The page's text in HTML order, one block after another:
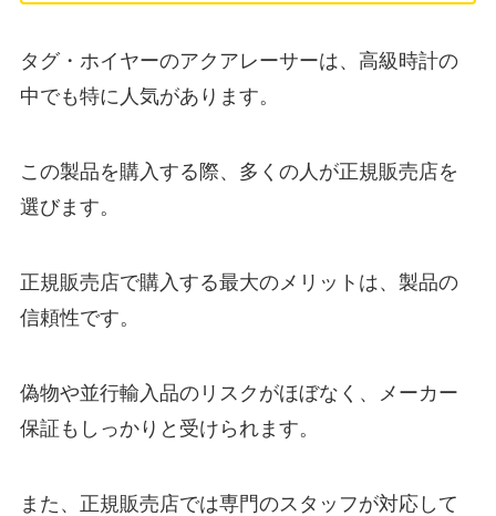
タグ・ホイヤーのアクアレーサーは、高級時計の
中でも特に人気があります。
この製品を購入する際、多くの人が正規販売店を
選びます。
正規販売店で購入する最大のメリットは、製品の
信頼性です。
偽物や並行輸入品のリスクがほぼなく、メーカー
保証もしっかりと受けられます。
また、正規販売店では専門のスタッフが対応して